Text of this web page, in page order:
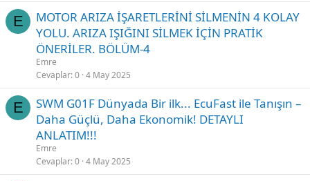
E
MOTOR ARIZA İŞARETLERİNİ SİLMENİN 4 KOLAY
YOLU. ARIZA IŞIĞINI SİLMEK İÇİN PRATİK
ÖNERİLER. BÖLÜM-4
Emre
Cevaplar 0 4 May 2025
E
SWM G01F Dünyada Bir ilk... EcuFast ile Tanışın –
Daha Güçlü, Daha Ekonomik! DETAYLI
ANLATIM!!!
Emre
Cevaplar 0 4 May 2025